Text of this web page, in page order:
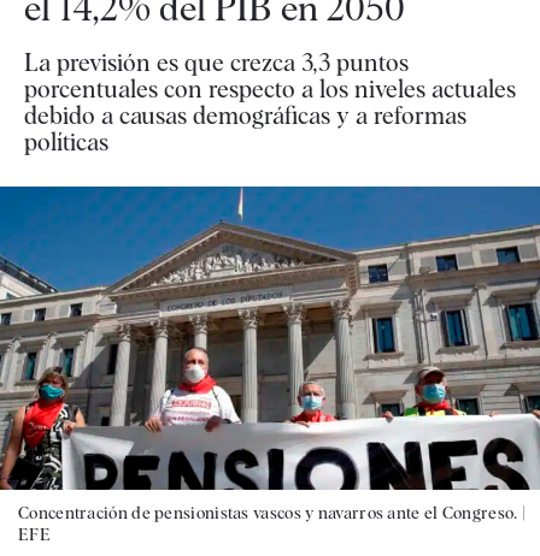
La previsión es que crezca 3,3 puntos
porcentuales con respecto a los niveles actuales
debido a causas demográficas y a reformas
políticas
Concentración de pensionistas vascos y navarros ante el Congreso. |
EFE